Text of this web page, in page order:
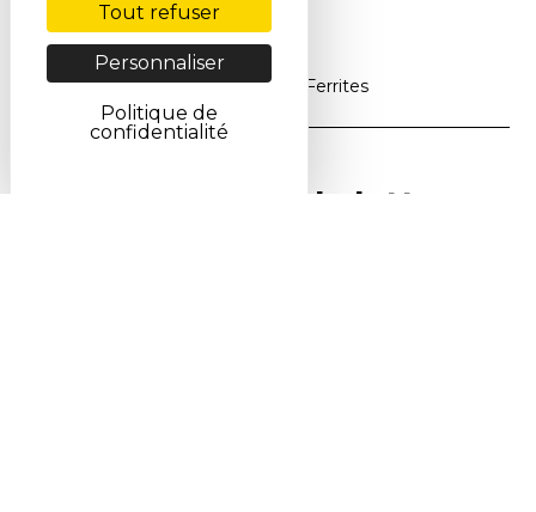
Accueil > Produits du jour Ferrites
Abonnez-vous à la lettre
Tout refuser
Personnaliser
Politique de
confidentialité